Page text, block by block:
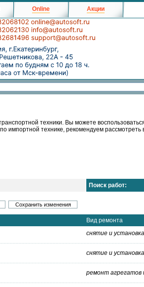
Online Акции
техники. Вы можете
импортной технике, рекомендуем
Поиск работ:
Вид ремонта
снятие и
снятие и
ремонт агрегатов